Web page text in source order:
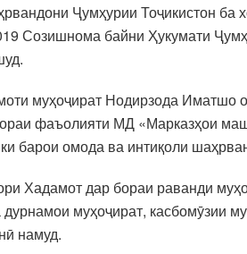
Ҷумҳурии Тоҷикистон ба
Созишнома байни Ҳукумати
муҳоҷират Нодирзода Иматшо
фаъолияти МД «Марказҳои
барои омода ва интиқоли
Хадамот дар бораи раванди
дурнамои муҳоҷират, касбомӯзии
намуд.